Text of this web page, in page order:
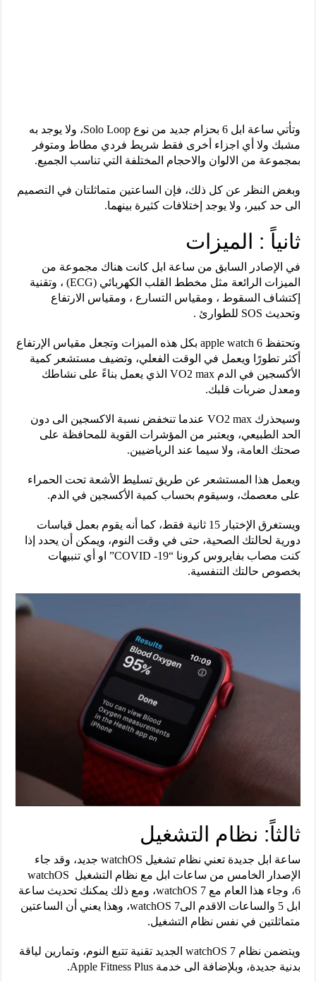
وتأتي ساعة ابل 6 بحزام جديد من نوع Solo Loop، ولا يوجد به
مشبك ولا أي اجزاء أخرى فقط شريط فردي مطاط ومتوفر
بمجموعة من الالوان والاحجام المختلفة التي تناسب الجميع.
وبغض النظر عن كل ذلك، فإن الساعتين متماثلتان في التصميم
الى حد كبير، ولا يوجد إختلافات كثيرة بينهما.
ثانياً : الميزات
في الإصادر السابق من ساعة ابل كانت هناك مجموعة من
الميزات الرائعة مثل مخطط القلب الكهربائي (ECG) ، وتقنية
إكتشاف السقوط ، ومقياس التسارع ، ومقياس الارتفاع
وتحديث SOS للطوارئ .
وتحتفظ apple watch 6 بكل هذه الميزات وتجعل مقياس الإرتفاع
أكثر تطورًا ويعمل في الوقت الفعلي، وتضيف مستشعر كمية
الأكسجين في الدم VO2 max الذي يعمل بناءً على نشاطك
ومعدل ضربات قلبك.
وسيحذرك VO2 max عندما تنخفض نسبة الاكسجين الى دون
الحد الطبيعي، ويعتبر من المؤشرات القوية للمحافظة على
صحتك العامة، ولا سيما عند الرياضيين.
ويعمل هذا المستشعر عن طريق تسليط الأشعة تحت الحمراء
على معصمك، وسيقوم بحساب كمية الأكسجين في الدم.
ويستغرق الإختبار 15 ثانية فقط، كما أنه يقوم بعمل قياسات
دورية لحالتك الصحية، حتى في وقت النوم، ويمكن أن يحدد إذا
كنت مصاب بفايروس كرونا “COVID -19” او أي تنبيهات
بخصوص حالتك التنفسية.
ثالثاً: نظام التشغيل
ساعة ابل جديدة تعني نظام تشغيل watchOS جديد، وقد جاء
الإصدار الخامس من ساعات ابل مع نظام التشغيل watchOS
6، وجاء هذا العام مع watchOS 7، ومع ذلك يمكنك تحديث ساعة
ابل 5 والساعات الاقدم الىwatchOS 7، وهذا يعني أن الساعتين
متماثلتين في نفس نظام التشغيل.
ويتضمن نظام watchOS 7 الجديد تقنية تتبع النوم، وتمارين لياقة
بدنية جديدة، وبلإضافة الى خدمة Apple Fitness Plus.